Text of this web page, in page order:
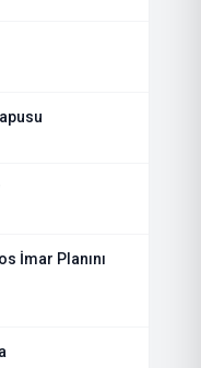
İmar Planını